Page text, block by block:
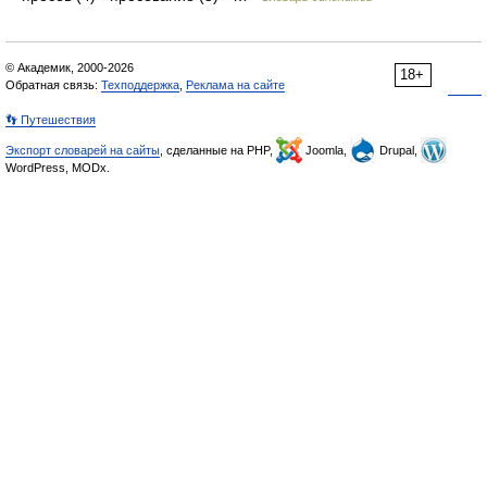
18+
© Академик, 2000-2026
Обратная связь: Техподдержка Реклама на сайте
👣 Путешествия
Экспорт словарей на сайты , сделанные на PHP, Joomla,
Drupal,
WordPress, MODx.